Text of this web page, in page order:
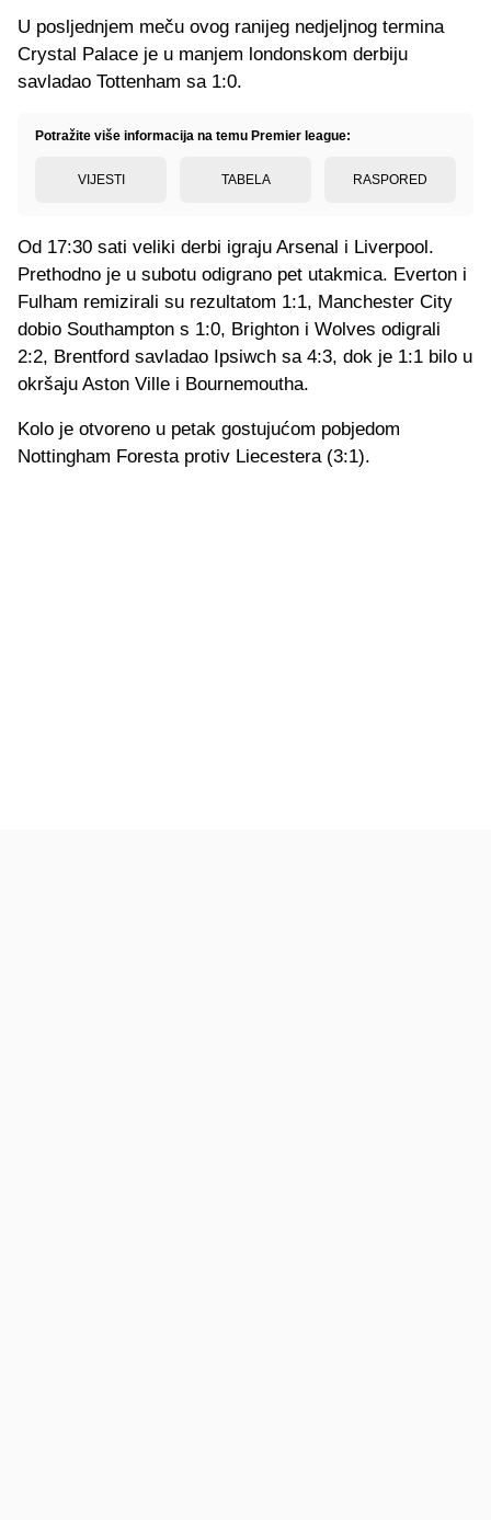
U posljednjem meču ovog ranijeg nedjeljnog termina
Crystal Palace je u manjem londonskom derbiju
savladao Tottenham sa 1:0.
Potražite više informacija na temu Premier league:
VIJESTI TABELA RASPORED
Od 17:30 sati veliki derbi igraju Arsenal i Liverpool.
Prethodno je u subotu odigrano pet utakmica. Everton i
Fulham remizirali su rezultatom 1:1, Manchester City
dobio Southampton s 1:0, Brighton i Wolves odigrali
2:2, Brentford savladao Ipsiwch sa 4:3, dok je 1:1 bilo u
okršaju Aston Ville i Bournemoutha.
Kolo je otvoreno u petak gostujućom pobjedom
Nottingham Foresta protiv Liecestera (3:1).